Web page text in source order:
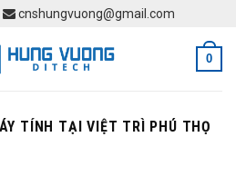
cnshungvuong@gmail.com
0
TÍNH TẠI VIỆT TRÌ PHÚ THỌ